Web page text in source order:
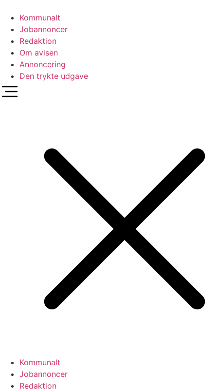
indhold
Kommunalt
Jobannoncer
Redaktion
Om avisen
Annoncering
Den trykte udgave
Kommunalt
Jobannoncer
Redaktion